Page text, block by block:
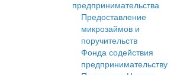
предпринимательства
Предоставление
микрозаймов и
поручительств
Фонда содействия
предпринимательству